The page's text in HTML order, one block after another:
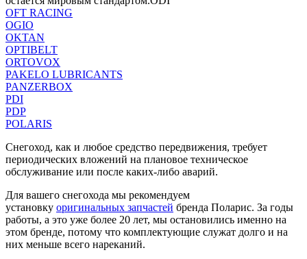
OFT RACING
OGIO
OKTAN
OPTIBELT
ORTOVOX
PAKELO LUBRICANTS
PANZERBOX
PDI
PDP
POLARIS
Снегоход, как и любое средство передвижения, требует
периодических вложений на плановое техническое
обслуживание или после каких-либо аварий.
Для вашего снегохода мы рекомендуем
установку оригинальных запчастей бренда Поларис. За годы
работы, а это уже более 20 лет, мы остановились именно на
этом бренде, потому что комплектующие служат долго и на
них меньше всего нареканий.